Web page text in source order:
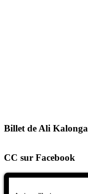
Billet de Ali Kalonga
CC sur Facebook